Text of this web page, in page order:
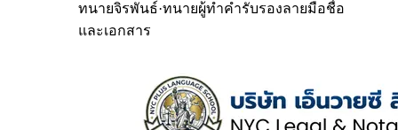
ทนายจิรพันธ์·ทนายผู้ทำคำรับรองลายมือชื่อ
และเอกสาร